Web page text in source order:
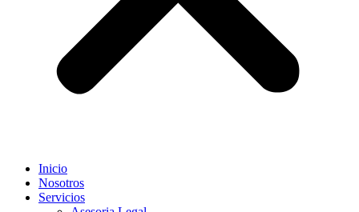
Inicio
Nosotros
Servicios